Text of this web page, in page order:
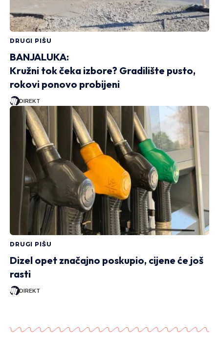
DRUGI PIŠU
BANJALUKA:
Kružni tok čeka izbore? Gradilište pusto,
rokovi ponovo probijeni
DIREKT
DRUGI PIŠU
Dizel opet značajno poskupio, cijene će još
rasti
DIREKT